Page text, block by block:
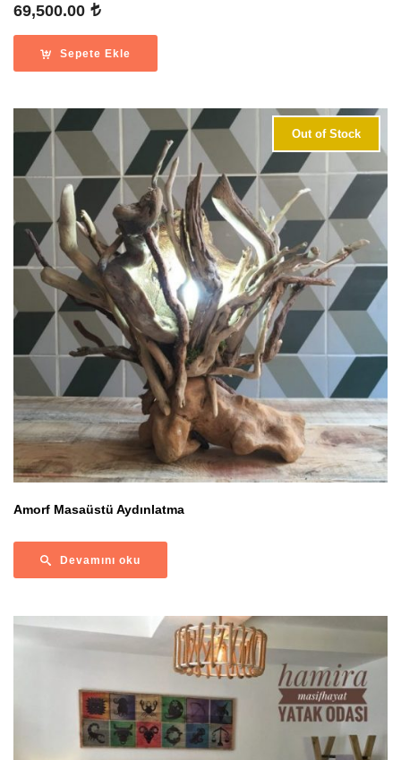
69,500.00
Sepete Ekle
Amorf Masaüstü Aydınlatma
Out of Stock
Devamını oku